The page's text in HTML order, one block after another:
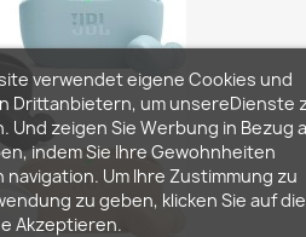
verwendet eigene Cookies und
Drittanbietern, um unsereDienste
Und zeigen Sie Werbung in Bezug
indem Sie Ihre Gewohnheiten
navigation. Um Ihre Zustimmung zu
zu geben, klicken Sie auf die
Akzeptieren.